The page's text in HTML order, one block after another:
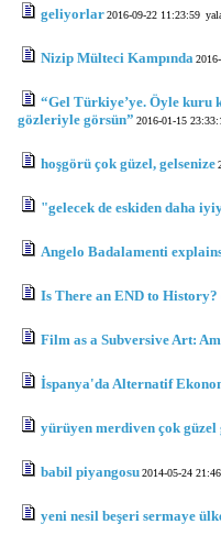
geliyorlar2016-09-22 11:23:59
Nizip Mülteci Kampında
“Gel Türkiye’ye. Öyle kuru
gözleriyle görsün” 2016-01-15
hoşgörü çok güzel, gelsenize
"gelecek de eskiden daha
Angelo Badalamenti
Is There an END to
Film as a Subversive Art:
İspanya'da Alternatif
yürüyen merdiven çok güzel
babil piyangosu2014-05-24
yeni nesil beşeri sermaye